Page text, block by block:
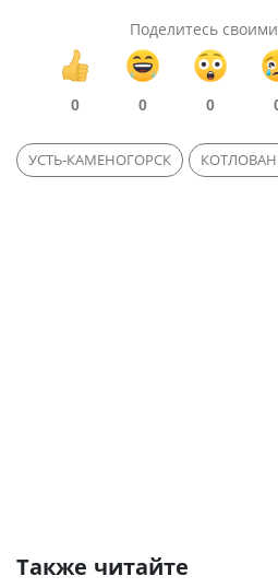
Поделитесь
0 0 0
УСТЬ-КАМЕНОГОРСК
Также читайте